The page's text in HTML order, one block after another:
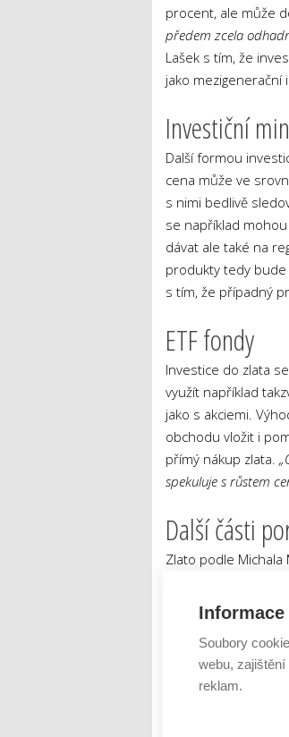
procent, ale může
předem zcela
Lašek s tím, že
jako mezigenerační
Investiční
Další formou
cena může ve
s nimi bedlivě
se například
dávat ale také na
produkty tedy
s tím, že případný
ETF fondy
Investice do zlata
využít například
jako s akciemi.
obchodu vložit i
přímý nákup zlata.
spekuluje s růstem
Další části
Zlato podle
dluhopisy v
ale pohybuje
ztráty celého
Soubory
webu,
reklam.